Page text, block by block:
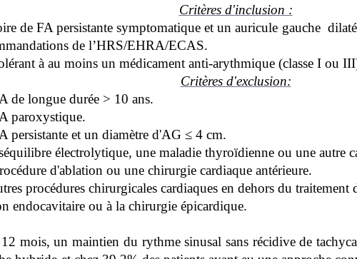
Critères d'inclusion :
de FA persistante symptomatique et un auricule gauche
de l’HRS/EHRA/ECAS.
à au moins un médicament anti-arythmique (classe I ou
Critères d'exclusion:
de longue durée > 10 ans.
paroxystique.
persistante et un diamètre d'AG ≤ 4 cm.
électrolytique, une maladie thyroïdienne ou une autre
d'ablation ou une chirurgie cardiaque antérieure.
procédures chirurgicales cardiaques en dehors du
endocavitaire ou à la chirurgie épicardique.
mois, un maintien du rythme sinusal sans récidive de